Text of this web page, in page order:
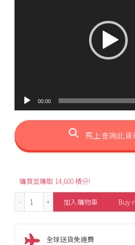
00:00
馬上查詢此貨
購買並賺取 14,600 積分!
2.2ct Fashion Tsavorite Rigato
加入購物車 Buy
全球送貨免運費